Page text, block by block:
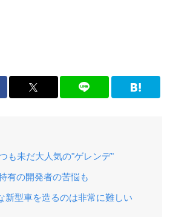
も未だ大人気の"ゲレンデ"
有の開発者の苦悩も
新型車を造るのは非常に難しい